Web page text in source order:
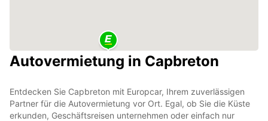
Autovermietung in Capbreton
Entdecken Sie Capbreton mit Europcar, Ihrem zuverlässigen
Partner für die Autovermietung vor Ort. Egal, ob Sie die Küste
erkunden, Geschäftsreisen unternehmen oder einfach nur